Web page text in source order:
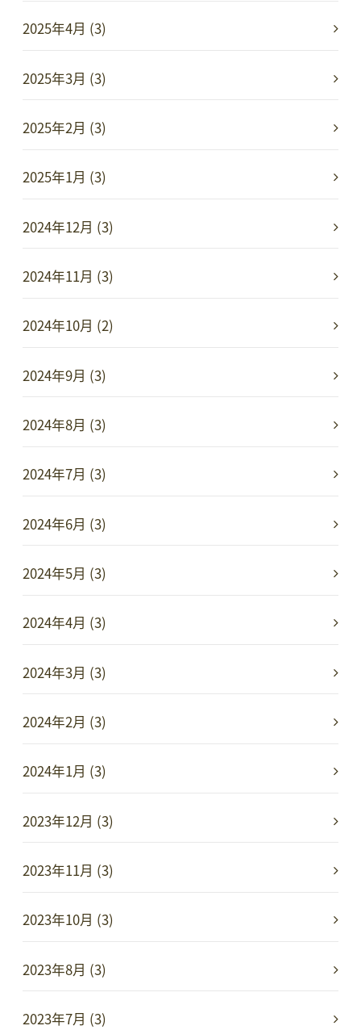
2025年4月 (3)
2025年3月 (3)
2025年2月 (3)
2025年1月 (3)
2024年12月 (3)
2024年11月 (3)
2024年10月 (2)
2024年9月 (3)
2024年8月 (3)
2024年7月 (3)
2024年6月 (3)
2024年5月 (3)
2024年4月 (3)
2024年3月 (3)
2024年2月 (3)
2024年1月 (3)
2023年12月 (3)
2023年11月 (3)
2023年10月 (3)
2023年8月 (3)
2023年7月 (3)